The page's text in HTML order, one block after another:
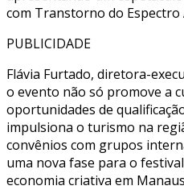
com Transtorno do Espectro
PUBLICIDADE
Flávia Furtado, diretora-
o evento não só promove a
oportunidades de
impulsiona o turismo na
convênios com grupos
uma nova fase para o
economia criativa em